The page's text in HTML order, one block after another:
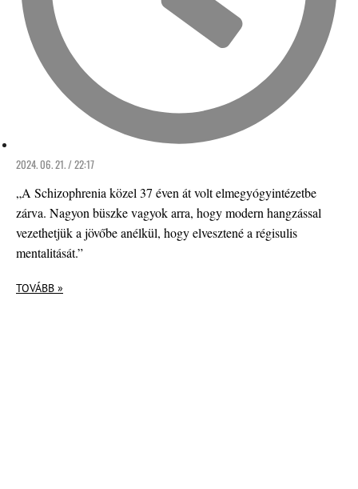
2024. 06. 21. / 22:17
„A Schizophrenia közel 37 éven át volt elmegyógyintézetbe
zárva. Nagyon büszke vagyok arra, hogy modern hangzással
vezethetjük a jövőbe anélkül, hogy elvesztené a régisulis
mentalitását.”
TOVÁBB »